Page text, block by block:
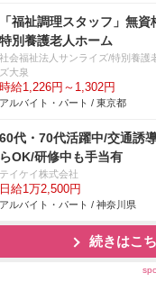
「福祉調理スタッフ」無
特別養護老人ホーム
社会福祉法人サンライズ/特別養護
ズ大泉
時給1,226円～1,302円
アルバイト・パート / 東京都
60代・70代活躍中/交通誘
らOK/研修中も手当有
テイケイ株式会社
日給1万2,500円
アルバイト・パート / 神奈川県
続きはこ